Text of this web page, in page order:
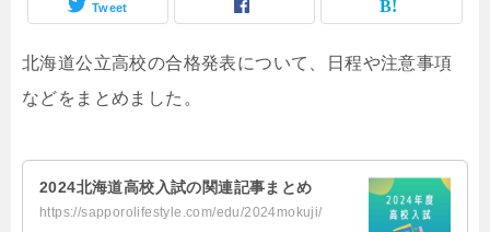
Tweet
北海道公立高校の合格発表について、日程や注意事項
などをまとめました。
2024北海道高校入試の関連記事まとめ
https://sapporolifestyle.com/edu/2024mokuji/